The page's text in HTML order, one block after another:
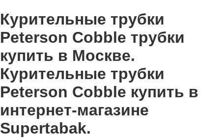
Курительные трубки
Peterson Cobble трубки
купить в Москве.
Курительные трубки
Peterson Cobble купить в
интернет-магазине
Supertabak.